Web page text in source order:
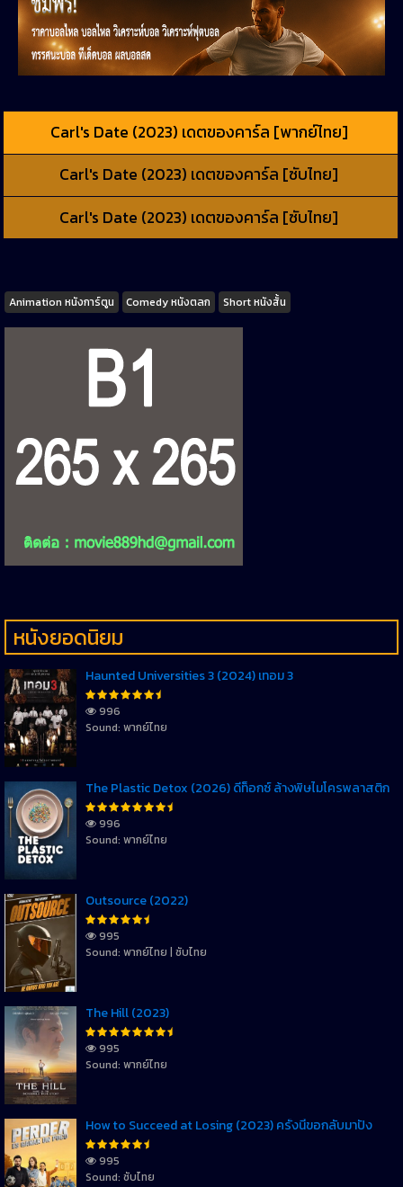
Carl's Date (2023) เดตของคาร์ล [พากย์ไทย]
Carl's Date (2023) เดตของคาร์ล [ซับไทย]
Carl's Date (2023) เดตของคาร์ล [ซับไทย]
Tags
Animation หนังการ์ตูน Comedy หนังตลก Short หนังสั้น
หนังยอดนิยม
Haunted Universities 3 (2024) เทอม 3
996
Sound: พากย์ไทย
The Plastic Detox (2026) ดีท็อกซ์ ล้างพิษไมโครพลาสติก
996
Sound: พากย์ไทย
Outsource (2022)
995
Sound: พากย์ไทย | ซับไทย
The Hill (2023)
995
Sound: พากย์ไทย
How to Succeed at Losing (2023) ครั้งนี้ขอกลับมาปัง
995
Sound: ซับไทย